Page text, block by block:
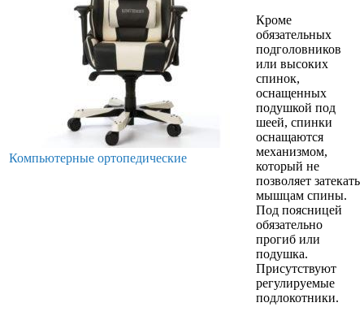
Компьютерные ортопедические
Кроме
обязательных
подголовников
или высоких
спинок,
оснащенных
подушкой под
шеей, спинки
оснащаются
механизмом,
который не
позволяет затекать
мышцам спины.
Под поясницей
обязательно
прогиб или
подушка.
Присутствуют
регулируемые
подлокотники.